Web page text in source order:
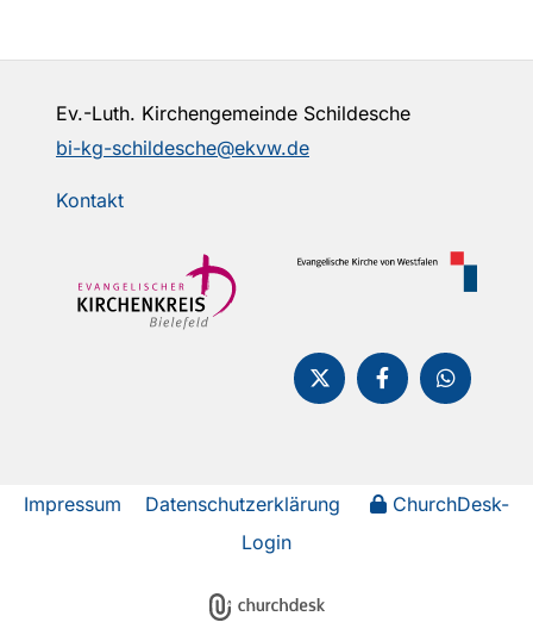
Ev.-Luth. Kirchengemeinde Schildesche
bi-kg-schildesche@ekvw.de
Kontakt
Impressum Datenschutzerklärung
ChurchDesk-
Login